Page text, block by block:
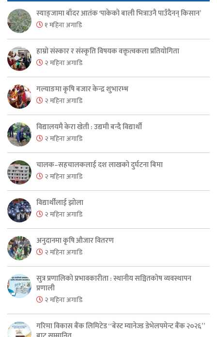
स्याङ्जामा बाँदर आतंक ‘पाकेको बाली भित्राउनै पाउँदैनन् किसान’
१ महिना अगाडि
हाम्रो संस्कार र संस्कृति विषयक वक्तृत्वकला प्रतियोगिता
२ महिना अगाडि
गल्याङमा कृषि बजार केन्द्र शुभारम्भ
२ महिना अगाडि
विद्यालयमै केरा खेती : उद्यमी बन्दै विद्यार्थी
२ महिना अगाडि
चालक–सहचालकलाई दश लाखको दुर्घटना बिमा
२ महिना अगाडि
विद्यार्थीलाई झोला
२ महिना अगाडि
अनुदानमा कृषि औजार वितरण
२ महिना अगाडि
सुत्र प्रणालिको प्रभावकारीता : स्थानीय सञ्चितकोष व्यवस्थापन
प्रणाली
२ महिना अगाडि
गरिमा विकास बैंक लिमिटेड “बेस्ट म्यानेज्ड डेभेलपमेन्ट बैंक २०२६”